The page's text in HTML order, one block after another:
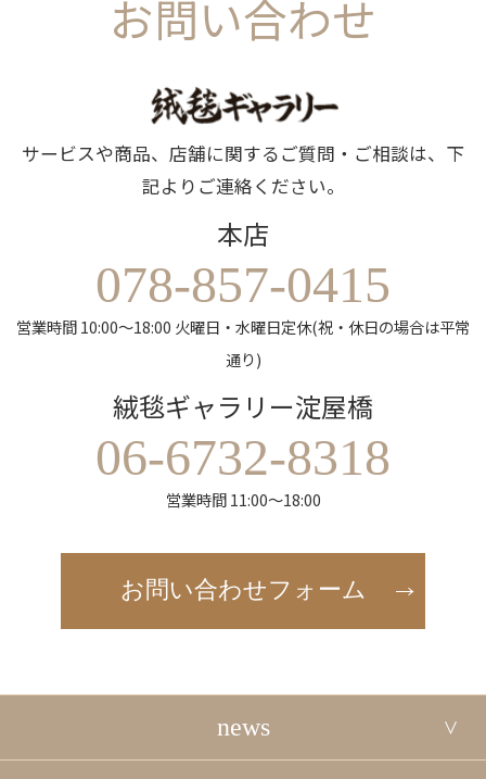
お問い合わせ
サービスや商品、店舗に関するご質問・ご相談は、下
記よりご連絡ください。
本店
078-857-0415
営業時間 10:00～18:00 火曜日・水曜日定休(祝・休日の場合は平常
通り)
絨毯ギャラリー淀屋橋
06-6732-8318
営業時間 11:00～18:00
お問い合わせフォーム
news